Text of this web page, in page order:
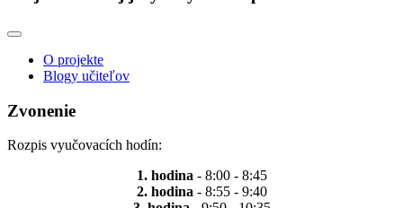
O projekte
Blogy učiteľov
Zvonenie
Rozpis vyučovacích hodín:
1. hodina - 8:00 - 8:45
2. hodina - 8:55 - 9:40